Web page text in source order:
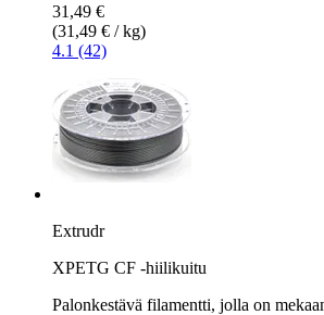
31,49 €
(31,49 € / kg)
4.1 (42)
Extrudr
XPETG CF -hiilikuitu
Palonkestävä filamentti, jolla on